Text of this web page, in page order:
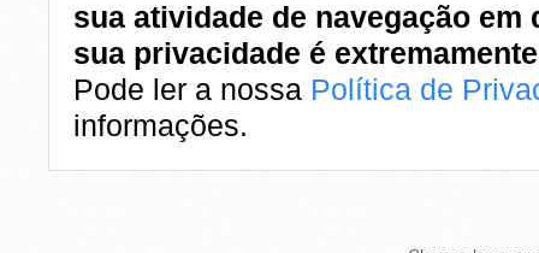
sua atividade de navegação em
sua privacidade é
Pode ler a nossa Política de
informações.